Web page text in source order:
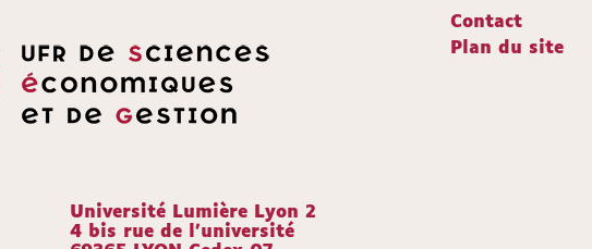
Contact
Plan du site
Université Lumière Lyon 2
4 bis rue de l'université